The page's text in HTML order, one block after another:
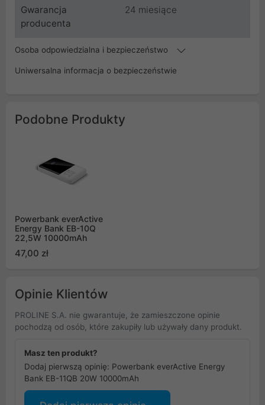
Gwarancja
producenta
24 miesiące
Osoba odpowiedzialna i bezpieczeństwo
Uniwersalna informacja o bezpieczeństwie
Podobne Produkty
Powerbank everActive
Energy Bank EB-10Q
22,5W 10000mAh
47,00 zł
Opinie Klientów
PROLINE S.A. nie gwarantuje, że zamieszczone opinie
pochodzą od osób, które zakupiły lub używały dany produkt.
Masz ten produkt?
Dodaj pierwszą opinię: Powerbank everActive Energy
Bank EB-11QB 20W 10000mAh